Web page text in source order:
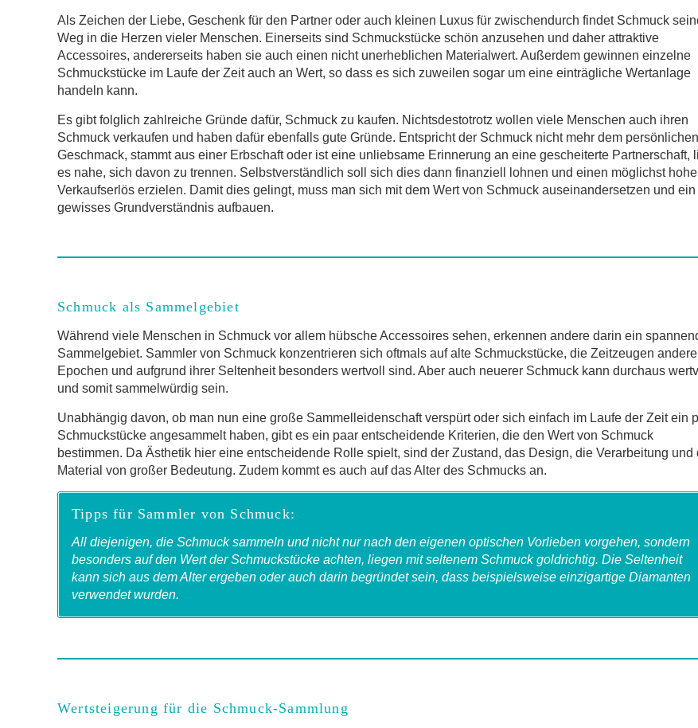
Als Zeichen der Liebe, Geschenk für den Partner oder auch kleinen Luxus für zwischendurch findet Schmuck
Weg in die Herzen vieler Menschen. Einerseits sind Schmuckstücke schön anzusehen und daher attraktive
Accessoires, andererseits haben sie auch einen nicht unerheblichen Materialwert. Außerdem gewinnen einzelne
Schmuckstücke im Laufe der Zeit auch an Wert, so dass es sich zuweilen sogar um eine einträgliche Wertanlage
handeln kann.
Es gibt folglich zahlreiche Gründe dafür, Schmuck zu kaufen. Nichtsdestotrotz wollen viele Menschen auch ihren
Schmuck verkaufen und haben dafür ebenfalls gute Gründe. Entspricht der Schmuck nicht mehr dem persönlichen
Geschmack, stammt aus einer Erbschaft oder ist eine unliebsame Erinnerung an eine gescheiterte Partnerschaft,
es nahe, sich davon zu trennen. Selbstverständlich soll sich dies dann finanziell lohnen und einen möglichst
Verkaufserlös erzielen. Damit dies gelingt, muss man sich mit dem Wert von Schmuck auseinandersetzen und ein
gewisses Grundverständnis aufbauen.
Schmuck als Sammelgebiet
Während viele Menschen in Schmuck vor allem hübsche Accessoires sehen, erkennen andere darin ein
Sammelgebiet. Sammler von Schmuck konzentrieren sich oftmals auf alte Schmuckstücke, die Zeitzeugen
Epochen und aufgrund ihrer Seltenheit besonders wertvoll sind. Aber auch neuerer Schmuck kann durchaus
und somit sammelwürdig sein.
Unabhängig davon, ob man nun eine große Sammelleidenschaft verspürt oder sich einfach im Laufe der Zeit ein
Schmuckstücke angesammelt haben, gibt es ein paar entscheidende Kriterien, die den Wert von Schmuck
bestimmen. Da Ästhetik hier eine entscheidende Rolle spielt, sind der Zustand, das Design, die Verarbeitung und
Material von großer Bedeutung. Zudem kommt es auch auf das Alter des Schmucks an.
Tipps für Sammler von Schmuck:
All diejenigen, die Schmuck sammeln und nicht nur nach den eigenen optischen Vorlieben vorgehen, sondern
besonders auf den Wert der Schmuckstücke achten, liegen mit seltenem Schmuck goldrichtig. Die Seltenheit
kann sich aus dem Alter ergeben oder auch darin begründet sein, dass beispielsweise einzigartige Diamanten
verwendet wurden.
Wertsteigerung für die Schmuck-Sammlung